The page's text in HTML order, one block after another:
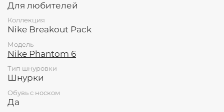
Для любителей
Коллекция
Nike Breakout Pack
Модель
Nike Phantom 6
Тип шнуровки
Шнурки
Обувь с носком
Да